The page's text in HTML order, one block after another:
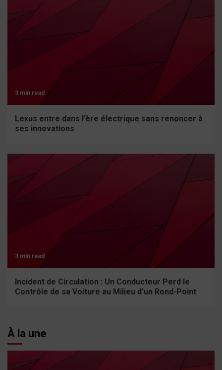
3 min read
Lexus entre dans l’ère électrique sans renoncer à
ses innovations
3 min read
Incident de Circulation : Un Conducteur Perd le
Contrôle de sa Voiture au Milieu d’un Rond-Point
À la une